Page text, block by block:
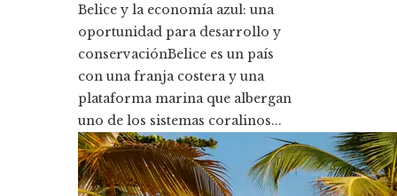
Belice y la economía azul: una
oportunidad para desarrollo y
conservaciónBelice es un país
con una franja costera y una
plataforma marina que albergan
uno de los sistemas coralinos...